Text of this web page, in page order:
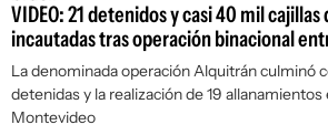
VIDEO: 21 detenidos y casi 40 mil
incautadas tras operación binacional
La denominada operación Alquitrán culminó
detenidas y la realización de 19
Montevideo